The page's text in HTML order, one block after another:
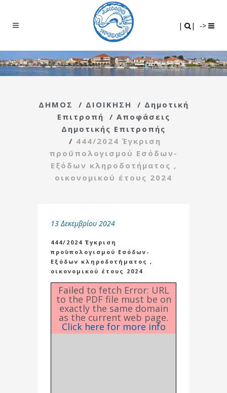
| | ->
ΔΗΜΟΣ / ΔΙΟΙΚΗΣΗ / Δημοτική
Επιτροπή
/ Αποφάσεις
Δημοτικής Επιτροπής
/ 444/2024 Έγκριση
προϋπολογισμού Εσόδων-
Εξόδων κληροδοτήματος ,
οικονομικού έτους 2024
13 Δεκεμβρίου 2024
444/2024 Έγκριση
προϋπολογισμού Εσόδων-
Εξόδων κληροδοτήματος ,
οικονομικού έτους 2024
Failed to fetch Error: URL
to the PDF file must be on
exactly the same domain
as the current web page.
Click here for more info